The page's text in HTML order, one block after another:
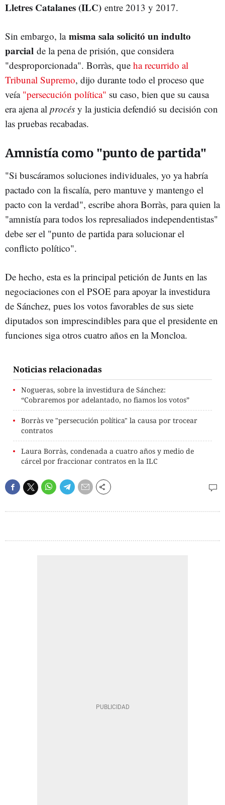
Lletres Catalanes (ILC) entre 2013 y 2017.
Sin embargo, la misma sala solicitó un indulto
parcial de la pena de prisión, que considera
"desproporcionada". Borràs, que ha recurrido al
Tribunal Supremo, dijo durante todo el proceso que
veía "persecución política" su caso, bien que su causa
era ajena al procés y la justicia defendió su decisión con
las pruebas recabadas.
Amnistía como "punto de partida"
"Si buscáramos soluciones individuales, yo ya habría
pactado con la fiscalía, pero mantuve y mantengo el
pacto con la verdad", escribe ahora Borràs, para quien la
"amnistía para todos los represaliados independentistas"
debe ser el "punto de partida para solucionar el
conflicto político".
De hecho, esta es la principal petición de Junts en las
negociaciones con el PSOE para apoyar la investidura
de Sánchez, pues los votos favorables de sus siete
diputados son imprescindibles para que el presidente en
funciones siga otros cuatro años en la Moncloa.
Noticias relacionadas
Nogueras, sobre la investidura de Sánchez:
“Cobraremos por adelantado, no fiamos los votos”
Borràs ve "persecución política" la causa por trocear
contratos
Laura Borràs, condenada a cuatro años y medio de
cárcel por fraccionar contratos en la ILC